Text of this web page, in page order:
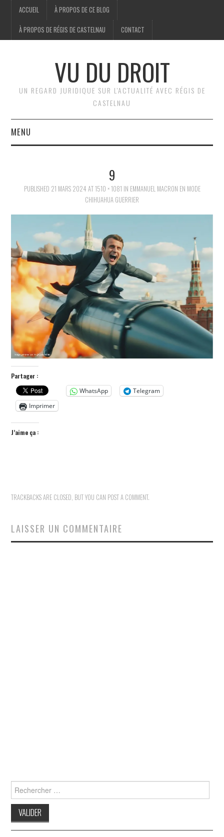
ACCUEIL À PROPOS DE CE BLOG
À PROPOS DE RÉGIS DE CASTELNAU CONTACT
VU DU DROIT
UN REGARD JURIDIQUE SUR L'ACTUALITÉ AVEC RÉGIS DE
CASTELNAU
MENU
POLITIQUE
HISTOIRE
CULTURE
SPORT
9
PUBLISHED 21 MARS 2024 AT1510 × 1081 IN EMMANUEL MACRON EN MODE
CHIHUAHUA GUERRIER
Partager :
WhatsApp
Telegram
Imprimer
J’aime ça :
TRACKBACKS ARE CLOSED, BUT YOU CAN POST A COMMENT.
LAISSER UN COMMENTAIRE
Search
for: